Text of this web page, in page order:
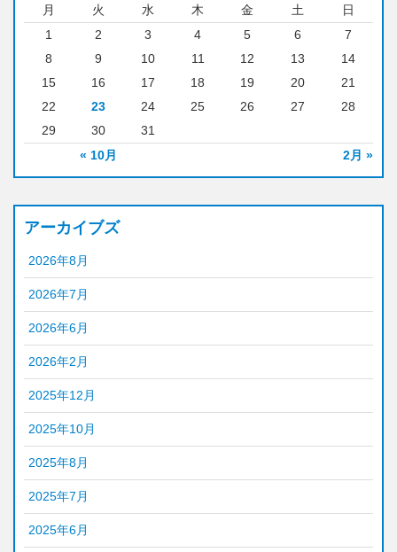
月
火 水 木 金 土 日
« 10月 2月 »
1 2 3 4 5 6
7
8
9 10 11 12 13
14
15
16 17 18 19 20
21
22
23 24 25 26 27
28
29
30 31
アーカイブズ
2026年8月
2026年7月
2026年6月
2026年2月
2025年12月
2025年10月
2025年8月
2025年7月
2025年6月